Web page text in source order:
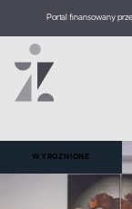
Portal finansowany
WYRÓŻNIONE